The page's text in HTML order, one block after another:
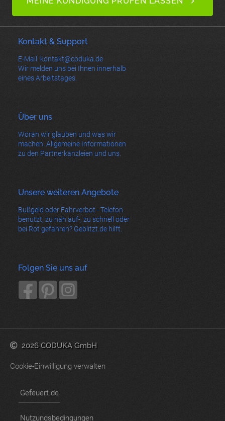
Kontakt & Support
E-Mail: kontakt@coduka.de
Wir melden uns bei Ihnen innerhalb
eines Arbeitstages.
Über uns
Woran wir glauben und was wir
machen. Allgemeine Informationen
zu den Partnerkanzleien und uns.
Unsere weiteren Angebote
Bußgeld oder Fahrverbot - Telefon
benutzt, zu nah auf-, zu schnell oder
bei Rot gefahren? Geblitzt.de hilft.
Folgen Sie uns auf
2026 CODUKA GmbH
Cookie-Einwilligung verwalten
Gefeuert.de
Nutzungsbedingungen